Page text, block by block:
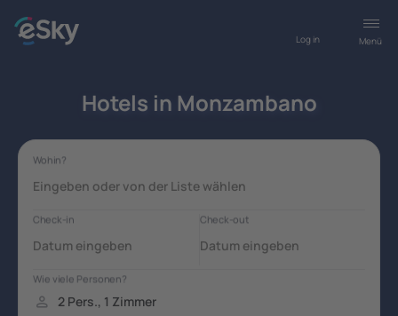
Menü
Log in
Hotels in Monzambano